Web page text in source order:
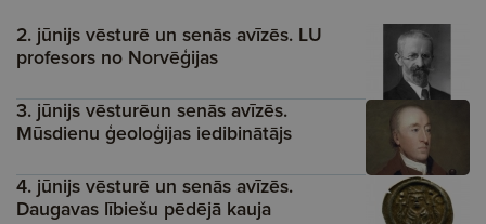
2. jūnijs vēsturē un senās avīzēs. LU
profesors no Norvēģijas
3. jūnijs vēsturēun senās avīzēs.
Mūsdienu ģeoloģijas iedibinātājs
4. jūnijs vēsturē un senās avīzēs.
Daugavas lībiešu pēdējā kauja